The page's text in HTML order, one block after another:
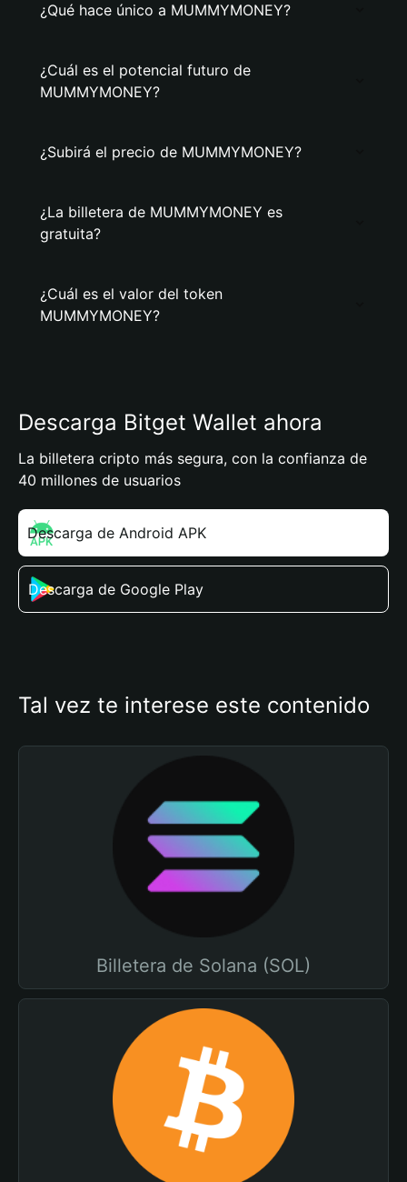
¿Qué hace único a MUMMYMONEY?
¿Cuál es el potencial futuro de
MUMMYMONEY?
¿Subirá el precio de MUMMYMONEY?
¿La billetera de MUMMYMONEY es
gratuita?
¿Cuál es el valor del token
MUMMYMONEY?
Descarga Bitget Wallet ahora
La billetera cripto más segura, con la confianza de
40 millones de usuarios
Descarga de Android APK
Descarga de Google Play
Tal vez te interese este contenido
Billetera de Solana (SOL)